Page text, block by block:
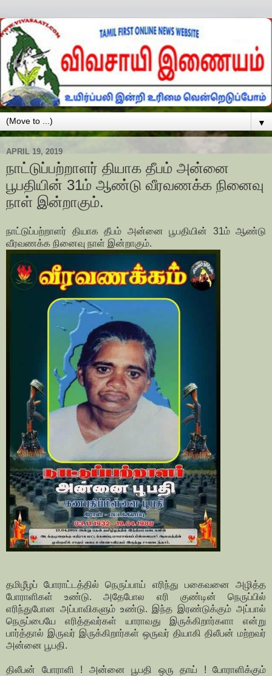
▼
APRIL 19, 2019
நாட்டுப்பற்றாளர் தியாக தீபம் அன்னை
பூபதியின் 31ம் ஆண்டு வீரவணக்க நினைவு
நாள் இன்றாகும்.
நாட்டுப்பற்றாளர் தியாக தீபம் அன்னை பூபதியின் 31ம் ஆண்டு
வீரவணக்க நினைவு நாள் இன்றாகும்.
தமிழீழப் போராட்டத்தில் நெருப்பாய் எரிந்து பகைவனை அழித்த
போராளிகள் உண்டு. அதேபோல எரி குண்டின் நெருப்பில்
எரிந்துபோன அப்பாவிகளும் உண்டு. இந்த இரண்டுக்கும் அப்பால்
நெருப்பையே எரித்தவர்கள் யாராவது இருக்கிறார்களா என்று
பார்த்தால் இருவர் இருக்கிறார்கள் ஒருவர் தியாகி திலீபன் மற்றவர்
அன்னை பூபதி.
திலீபன் போராளி ! அன்னை பூபதி ஒரு தாய் ! போராளிக்கும்